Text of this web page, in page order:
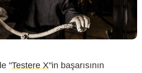
"Testere X"in başarısının